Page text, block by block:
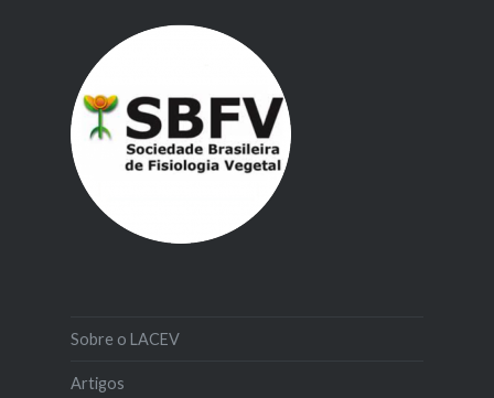
Sobre o LACEV
Artigos